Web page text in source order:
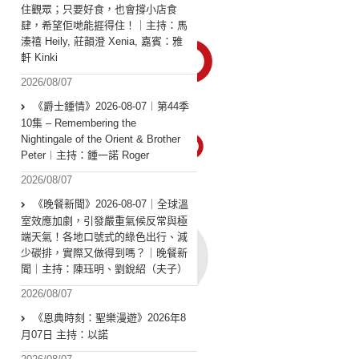
住觀眾；只要好食，也會撐小店食
肆，希望佢哋能捱得住！｜主持：馬
溱禧 Heily, 莊韻澄 Xenia, 嘉賓：雅
軒 Kinki
2026/08/07
《爵士鍾情》2026-08-07︱第44季
10集 – Remembering the
Nightingale of the Orient & Brother
Peter︱主持：鍾一諾 Roger
2026/08/07
《晚餐新聞》2026-08-07｜全球溫
室效應加劇，引發嚴重氣候反常與極
端天氣！各地口號式的綠色出行、減
少碳排，實際又做得到嗎？｜晚餐新
聞｜主持：陳珏明、劉銳紹（夫子）
2026/08/07
《恩典時刻：聖樂漫遊》2026年8
月07日 主持：以諾